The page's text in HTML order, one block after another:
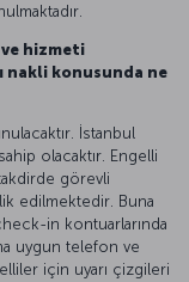
hizmeti
nakli konusunda ne
İstanbul
olacaktır. Engelli
görevli
edilmektedir. Buna
in kontuarlarında
uygun telefon ve
için uyarı çizgileri